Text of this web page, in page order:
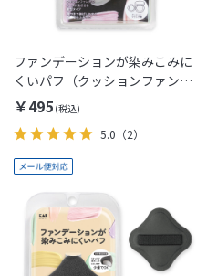
ファンデーションが染みこみに
くいパフ（クッションファンデ
用）[M便 1/1]
￥495
5.0 （2）